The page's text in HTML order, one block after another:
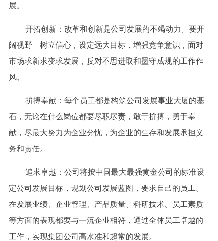
展。
开拓创新：改革和创新是公司发展的不竭动力。要开
阔视野，树立信心，设定远大目标，增强竞争意识，面对
市场求新求变求发展，反对不思进取和墨守成规的工作作
风。
拚搏奉献：每个员工都是构筑公司发展事业大厦的基
石，无论在什么岗位都要尽职尽责，敢于拚搏，勇于奉
献，尽最大努力为企业分忧，为企业的生存和发展承担义
务和责任。
追求卓越：公司将按中国最大最强黄金公司的标准设
定公司发展目标，规划公司发展蓝图，要求自己的员工。
在发展业绩、企业管理、产品质量、科研技术、员工素质
等方面的表现都要与一流企业相符，通过全体员工卓越的
工作，实现集团公司高水准和超常的发展。